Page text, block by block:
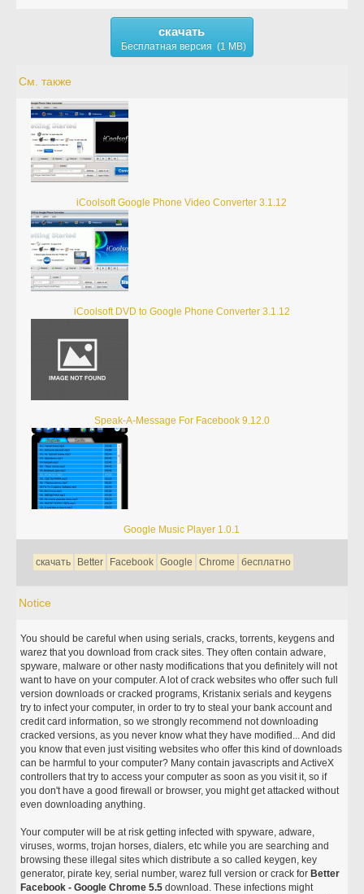
скачать
Бесплатная версия (1 MB)
См. также
iCoolsoft Google Phone Video Converter 3.1.12
iCoolsoft DVD to Google Phone Converter 3.1.12
Speak-A-Message For Facebook 9.12.0
Google Music Player 1.0.1
скачать Better Facebook Google Chrome бесплатно
Notice
You should be careful when using serials, cracks, torrents, keygens and
warez that you download from crack sites. They often contain adware,
spyware, malware or other nasty modifications that you definitely will not
want to have on your computer. A lot of crack websites who offer such full
version downloads or cracked programs, Kristanix serials and keygens
try to infect your computer, in order to try to steal your bank account and
credit card information, so we strongly recommend not downloading
cracked versions, as you never know what they have modified... And did
you know that even just visiting websites who offer this kind of downloads
can be harmful to your computer? Many contain javascripts and ActiveX
controllers that try to access your computer as soon as you visit it, so if
you don't have a good firewall or browser, you might get attacked without
even downloading anything.
Your computer will be at risk getting infected with spyware, adware,
viruses, worms, trojan horses, dialers, etc while you are searching and
browsing these illegal sites which distribute a so called keygen, key
generator, pirate key, serial number, warez full version or crack for Better
Facebook - Google Chrome 5.5 download. These infections might